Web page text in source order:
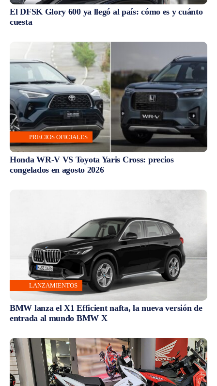
El DFSK Glory 600 ya llegó al país: cómo es y cuánto
cuesta
PRECIOS OFICIALES
Honda WR-V VS Toyota Yaris Cross: precios
congelados en agosto 2026
LANZAMIENTOS
BMW lanza el X1 Efficient nafta, la nueva versión de
entrada al mundo BMW X